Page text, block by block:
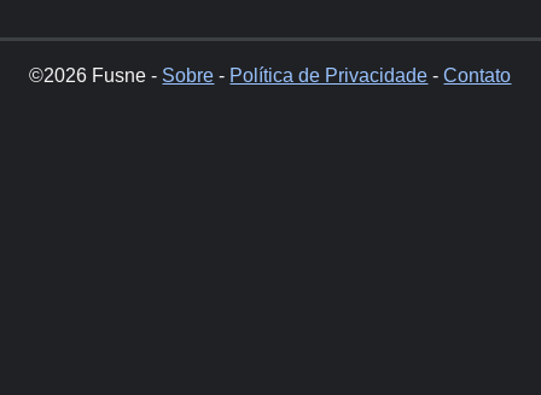
©2026 Fusne - Sobre - Política de Privacidade -Contato